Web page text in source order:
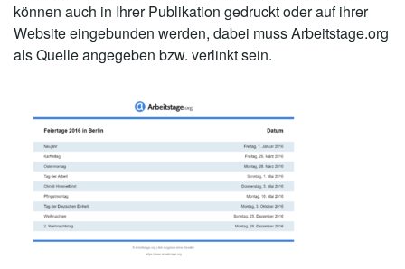
können auch in Ihrer Publikation gedruckt oder auf ihrer
Website eingebunden werden, dabei muss Arbeitstage.org
als Quelle angegeben bzw. verlinkt sein.